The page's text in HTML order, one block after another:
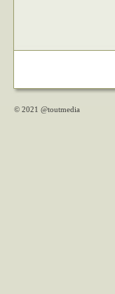
© 2021 @toutmedia